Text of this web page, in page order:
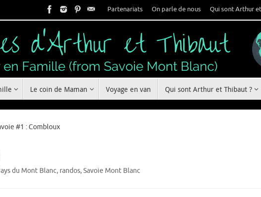
Partenariats On parle de nous Qui sont Arthur
Le coin de Maman Voyage en van Qui sont Arthur et Thibaut ?
#1 : Combloux
du Mont Blanc, randos,Savoie Mont Blanc